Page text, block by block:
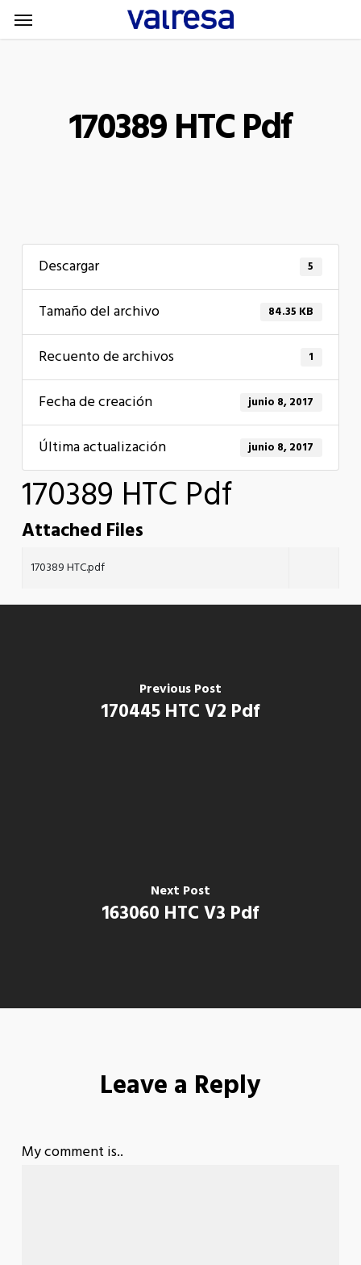
Skip
to
Menu
170389 HTC Pdf
Descargar 5
Tamaño del archivo 84.35 KB
Recuento de archivos 1
Fecha de creación junio 8, 2017
Última actualización junio 8, 2017
170389 HTC Pdf
Attached Files
170389 HTC.pdf
Previous Post
170445 HTC V2 Pdf
Next Post
163060 HTC V3 Pdf
Leave a Reply
My comment is..
Menu